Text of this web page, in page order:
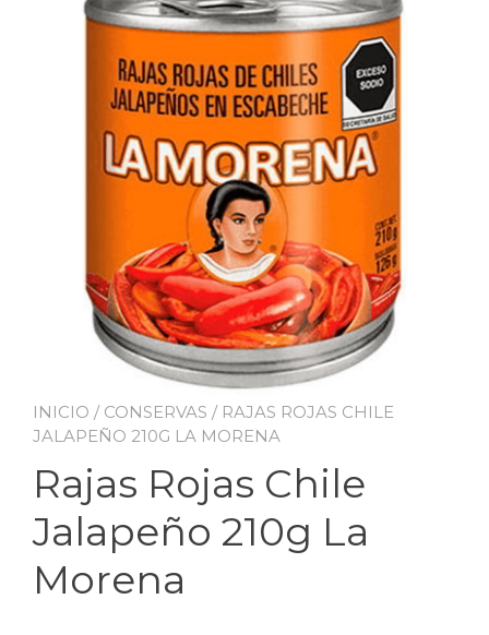
INICIO / CONSERVAS / RAJAS ROJAS CHILE
JALAPEÑO 210G LA MORENA
Rajas Rojas Chile
Jalapeño 210g La
Morena